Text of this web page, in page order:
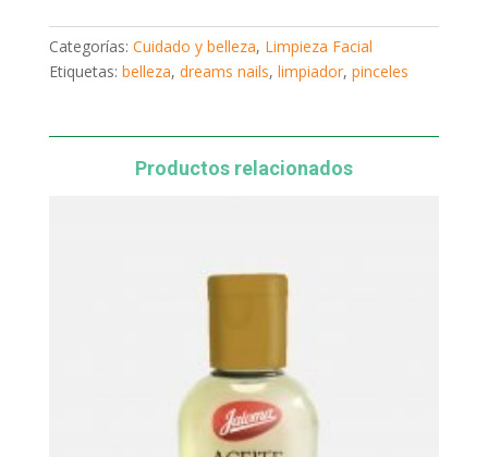
Nails
cantidad
Categorías: Cuidado y belleza, Limpieza Facial
Etiquetas: belleza, dreams nails, limpiador, pinceles
Productos relacionados